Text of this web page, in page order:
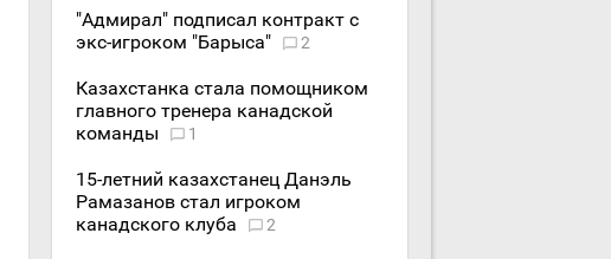
"Адмирал" подписал контракт с
экс-игроком "Барыса"
2
Казахстанка стала помощником
главного тренера канадской
команды
1
15-летний казахстанец Данэль
Рамазанов стал игроком
канадского клуба
2